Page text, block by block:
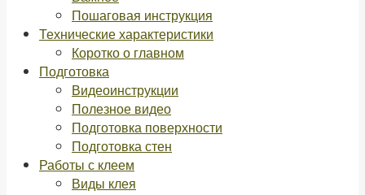
Пошаговая инструкция
Технические характеристики
Коротко о главном
Подготовка
Видеоинструкции
Полезное видео
Подготовка поверхности
Подготовка стен
Работы с клеем
Виды клея